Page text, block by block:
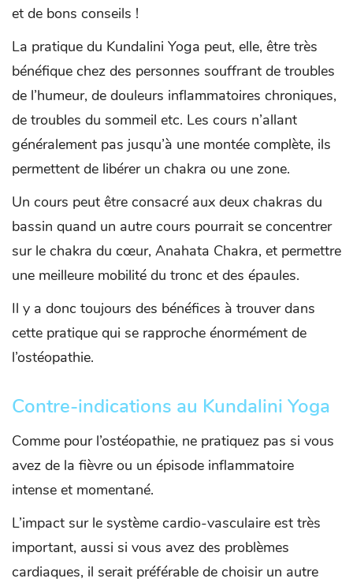
et de bons conseils !
La pratique du Kundalini Yoga peut, elle, être très
bénéfique chez des personnes souffrant de troubles
de l’humeur, de douleurs inflammatoires chroniques,
de troubles du sommeil etc. Les cours n’allant
généralement pas jusqu’à une montée complète, ils
permettent de libérer un chakra ou une zone.
Un cours peut être consacré aux deux chakras du
bassin quand un autre cours pourrait se concentrer
sur le chakra du cœur, Anahata Chakra, et permettre
une meilleure mobilité du tronc et des épaules.
Il y a donc toujours des bénéfices à trouver dans
cette pratique qui se rapproche énormément de
l’ostéopathie.
Contre-indications au Kundalini Yoga
Comme pour l’ostéopathie, ne pratiquez pas si vous
avez de la fièvre ou un épisode inflammatoire
intense et momentané.
L’impact sur le système cardio-vasculaire est très
important, aussi si vous avez des problèmes
cardiaques, il serait préférable de choisir un autre